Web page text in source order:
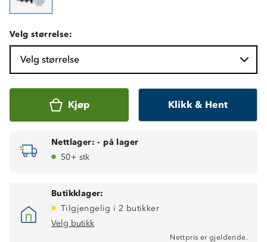
Velg størrelse:
Velg størrelse
Kjøp Klikk & Hent
Nettlager: - på lager
50+ stk
Butikklager:
Tilgjengelig i 2 butikker
Velg butikk
Nettpris er gjeldende.